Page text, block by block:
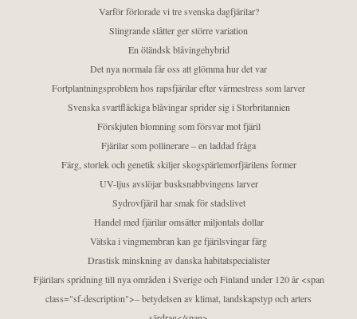
Varför förlorade vi tre svenska dagfjärilar?
Slingrande slåtter ger större variation
En öländsk blåvingehybrid
Det nya normala får oss att glömma hur det var
Fortplantningsproblem hos rapsfjärilar efter värmestress som larver
Svenska svartfläckiga blåvingar sprider sig i Storbritannien
Förskjuten blomning som försvar mot fjäril
Fjärilar som pollinerare – en laddad fråga
Färg, storlek och genetik skiljer skogspärlemorfjärilens former
UV-ljus avslöjar busksnabbvingens larver
Sydrovfjäril har smak för stadslivet
Handel med fjärilar omsätter miljontals dollar
Vätska i vingmembran kan ge fjärilsvingar färg
Drastisk minskning av danska habitatspecialister
Fjärilars spridning till nya områden i Sverige och Finland under 120 år <span
class="sf-description">– betydelsen av klimat, landskapstyp och arters